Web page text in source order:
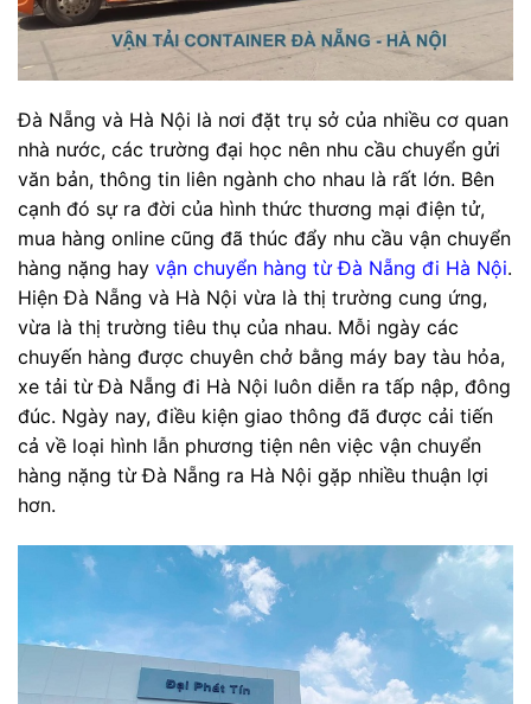
Đà Nẵng và Hà Nội là nơi đặt trụ sở của nhiều cơ quan
nhà nước, các trường đại học nên nhu cầu chuyển gửi
văn bản, thông tin liên ngành cho nhau là rất lớn. Bên
cạnh đó sự ra đời của hình thức thương mại điện tử,
mua hàng online cũng đã thúc đẩy nhu cầu vận chuyển
hàng nặng hay vận chuyển hàng từ Đà Nẵng đi Hà Nội.
Hiện Đà Nẵng và Hà Nội vừa là thị trường cung ứng,
vừa là thị trường tiêu thụ của nhau. Mỗi ngày các
chuyến hàng được chuyên chở bằng máy bay tàu hỏa,
xe tải từ Đà Nẵng đi Hà Nội luôn diễn ra tấp nập, đông
đúc. Ngày nay, điều kiện giao thông đã được cải tiến
cả về loại hình lẫn phương tiện nên việc vận chuyển
hàng nặng từ Đà Nẵng ra Hà Nội gặp nhiều thuận lợi
hơn.